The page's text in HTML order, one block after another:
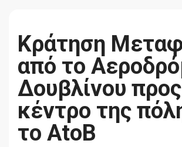
Κράτηση
από το
Δουβλίνου
κέντρο της
το AtoB